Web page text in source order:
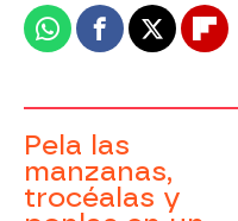
WhatsappFacebook
X
Pela las
manzanas,
trocéalas y